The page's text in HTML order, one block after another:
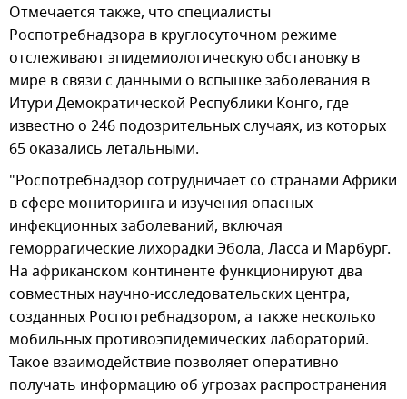
Отмечается также, что специалисты
Роспотребнадзора в круглосуточном режиме
отслеживают эпидемиологическую обстановку в
мире в связи с данными о вспышке заболевания в
Итури Демократической Республики Конго, где
известно о 246 подозрительных случаях, из которых
65 оказались летальными.
"Роспотребнадзор сотрудничает со странами Африки
в сфере мониторинга и изучения опасных
инфекционных заболеваний, включая
геморрагические лихорадки Эбола, Ласса и Марбург.
На африканском континенте функционируют два
совместных научно-исследовательских центра,
созданных Роспотребнадзором, а также несколько
мобильных противоэпидемических лабораторий.
Такое взаимодействие позволяет оперативно
получать информацию об угрозах распространения